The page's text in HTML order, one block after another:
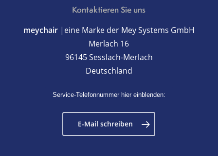
Kontaktieren Sie uns
meychair|eine Marke der Mey Systems GmbH
Merlach 16
96145 Sesslach-Merlach
Deutschland
Service-Telefonnummer hier einblenden:
E-Mail schreiben